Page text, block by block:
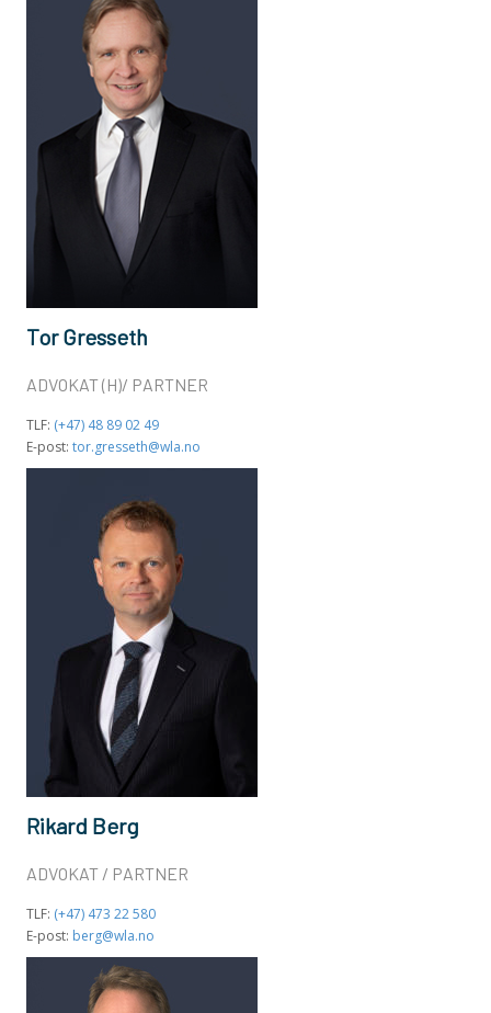
Tor Gresseth
ADVOKAT (H)/ PARTNER
TLF: (+47) 48 89 02 49
E-post: tor.gresseth@wla.no
Rikard Berg
ADVOKAT / PARTNER
TLF: (+47) 473 22 580
E-post: berg@wla.no